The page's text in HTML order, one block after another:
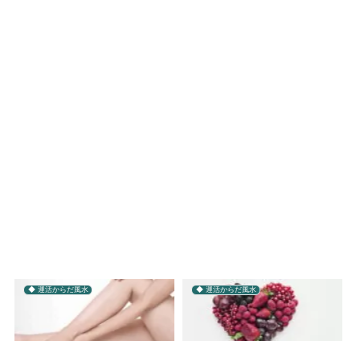
◆ 運活からだ風水 ◆ 運活からだ風水